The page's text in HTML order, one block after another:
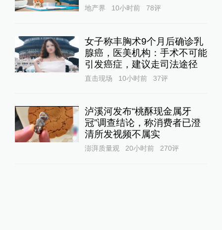
地产界 10小时前 78评
女子称丰胸术9个月后确诊乳
腺癌，医美机构：手术不可能
引发癌症，建议走司法途径
直击现场 10小时前 37评
泸溪河发布“桃酥现金属牙
冠”调查结论，称消费者已澄
清所发视频不属实
澎湃质量观 20小时前 270评